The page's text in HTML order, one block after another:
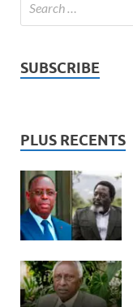
SUBSCRIBE
PLUS RECENTS